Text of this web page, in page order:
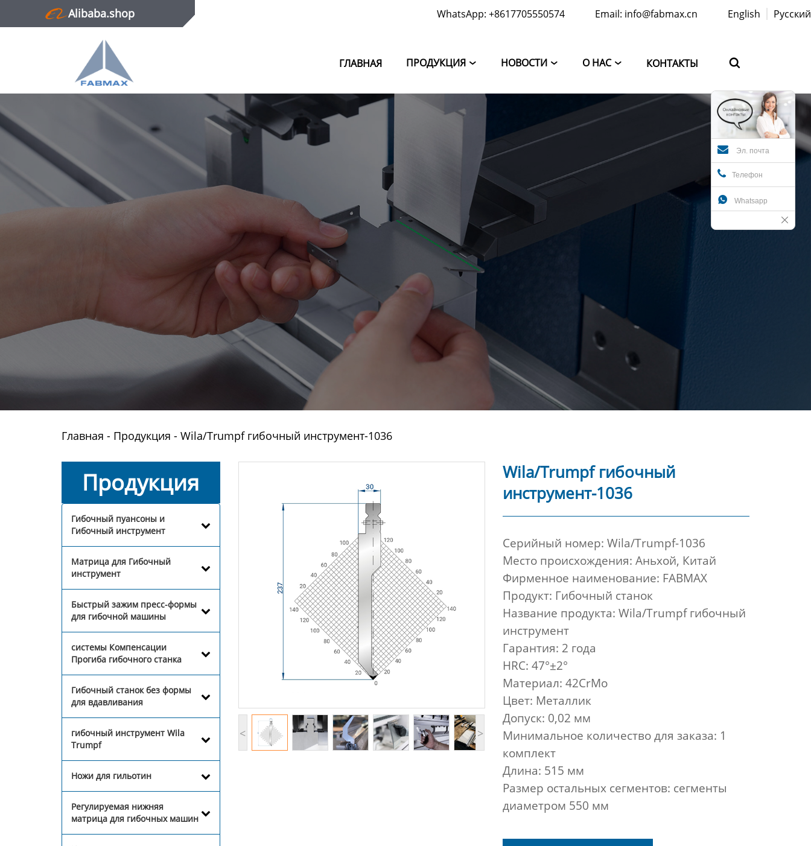
Alibaba.shop WhatsApp: +8617705550574 Email: info@fabmax.cn English Русский
ГЛАВНАЯ ПРОДУКЦИЯ  НОВОСТИ  О НАС  КОНТАКТЫ 
Главная
Контактная информация
Эл. почта
Телефон
 Whatsapp
Главная - Продукция - Wila/Trumpf гибочный инструмент-1036
Продукция
Гибочный пуансоны и
Гибочный инструмент
Матрица для Гибочный
инструмент
Быстрый зажим пресс-формы
для гибочной машины
системы Компенсации
Прогиба гибочного станка
Гибочный станок без формы
для вдавливания
гибочный инструмент Wila
Trumpf
Ножи для гильотин
Регулируемая нижняя
матрица для гибочных машин
< >
Wila/Trumpf гибочный
инструмент-1036
Cерийный номер:Wila/Trumpf-1036
Место происхождения: Аньхой, Китай
Фирменное наименование: FABMAX
Продукт: Гибочный станок
Название продукта: Wila/Trumpf гибочный
инструмент
Гарантия: 2 года
HRC: 47°±2°
Материал: 42CrMo
Цвет: Металлик
Допуск: 0,02 мм
Минимальное количество для заказа: 1
комплект
Длина: 515 мм
Размер остальных сегментов: сегменты
диаметром 550 мм